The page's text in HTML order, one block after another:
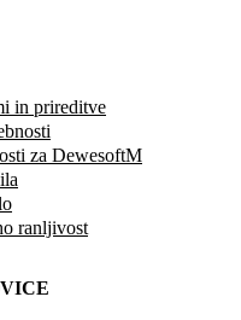
in prireditve
za DewesoftM
ranljivost